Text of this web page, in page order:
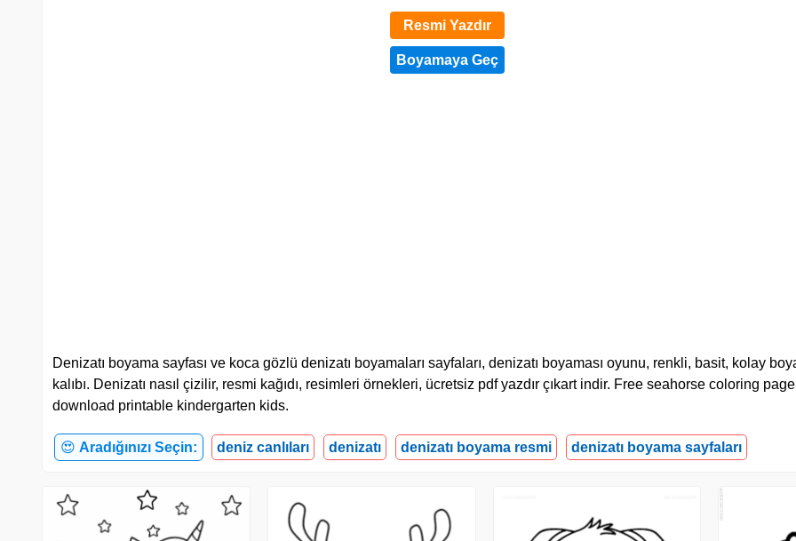
Resmi Yazdır
Denizatı boyama sayfası ve koca gözlü denizatı boyamaları sayfaları, denizatı boyaması oyunu, renkli, basit, kolay
kalıbı. Denizatı nasıl çizilir, resmi kağıdı, resimleri örnekleri, ücretsiz pdf yazdır çıkart indir. Free seahorse coloring page
download printable kindergarten kids.
😍 Aradığınızı Seçin: deniz canlıları denizatı denizatı boyama resmi denizatı boyama sayfaları